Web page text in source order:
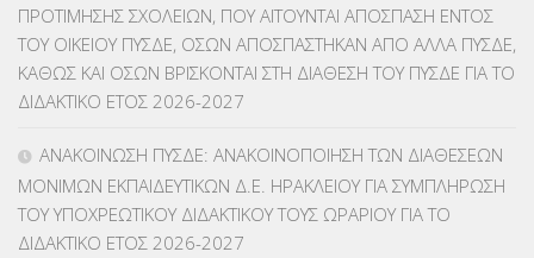
ΜΑΘΗΤΕΙΑ(275)
ΜΕΤΑΘΕΣΕΙΣ-ΤΟΠΟΘΕΤΗΣΕΙΣ ΒΕΛΤΙΩΣΕΙΣ(319)
ΜΕΤΑΦΟΡΑ ΜΑΘΗΤΩΝ(3)
ΝΟΜΟΘΕΣΙΑ(66)
ΠΡΟΤΙΜΗΣΗΣ ΣΧΟΛΕΙΩΝ, ΠΟΥ ΑΙΤΟΥΝΤΑΙ ΑΠΟΣΠΑΣΗ ΕΝΤΟΣ
ΤΟΥ ΟΙΚΕΙΟΥ ΠΥΣΔΕ, ΟΣΩΝ ΑΠΟΣΠΑΣΤΗΚΑΝ ΑΠΟ ΑΛΛΑ ΠΥΣΔΕ,
ΚΑΘΩΣ ΚΑΙ ΟΣΩΝ ΒΡΙΣΚΟΝΤΑΙ ΣΤΗ ΔΙΑΘΕΣΗ ΤΟΥ ΠΥΣΔΕ ΓΙΑ ΤΟ
ΔΙΔΑΚΤΙΚΟ ΕΤΟΣ 2026-2027
ΑΝΑΚΟΙΝΩΣΗ ΠΥΣΔΕ: ΑΝΑΚΟΙΝΟΠΟΙΗΣΗ ΤΩΝ ΔΙΑΘΕΣΕΩΝ
ΜΟΝΙΜΩΝ ΕΚΠΑΙΔΕΥΤΙΚΩΝ Δ.Ε. ΗΡΑΚΛΕΙΟΥ ΓΙΑ ΣΥΜΠΛΗΡΩΣΗ
ΤΟΥ ΥΠΟΧΡΕΩΤΙΚΟΥ ΔΙΔΑΚΤΙΚΟΥ ΤΟΥΣ ΩΡΑΡΙΟΥ ΓΙΑ ΤΟ
ΔΙΔΑΚΤΙΚΟ ΕΤΟΣ 2026-2027